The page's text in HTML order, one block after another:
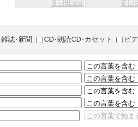
雑誌･新聞 CD･朗読CD･カセット ビ